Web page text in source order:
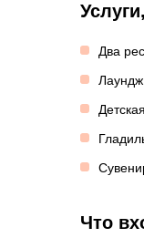
Два
Лаундж
Что